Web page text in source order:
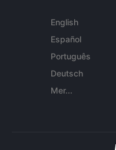
English
Español
Português
Deutsch
Mer...